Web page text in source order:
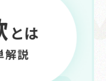
は